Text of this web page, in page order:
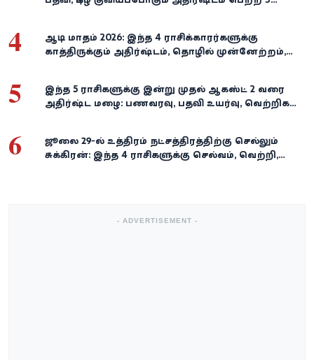
4
ஆடி மாதம் 2026: இந்த 4 ராசிக்காரர்களுக்கு
காத்திருக்கும் அதிர்ஷ்டம், தொழில் முன்னேற்றம்,
5
இந்த 5 ராசிகளுக்கு இன்று முதல் ஆகஸ்ட் 2 வரை
அதிர்ஷ்ட மழை: பணவரவு, பதவி உயர்வு, வெற்றிகள்
6
ஜூலை 29-ல் உத்திரம் நட்சத்திரத்திற்கு செல்லும்
சுக்கிரன்: இந்த 4 ராசிகளுக்கு செல்வம், வெற்றி,
- ADVERTISEMENT -